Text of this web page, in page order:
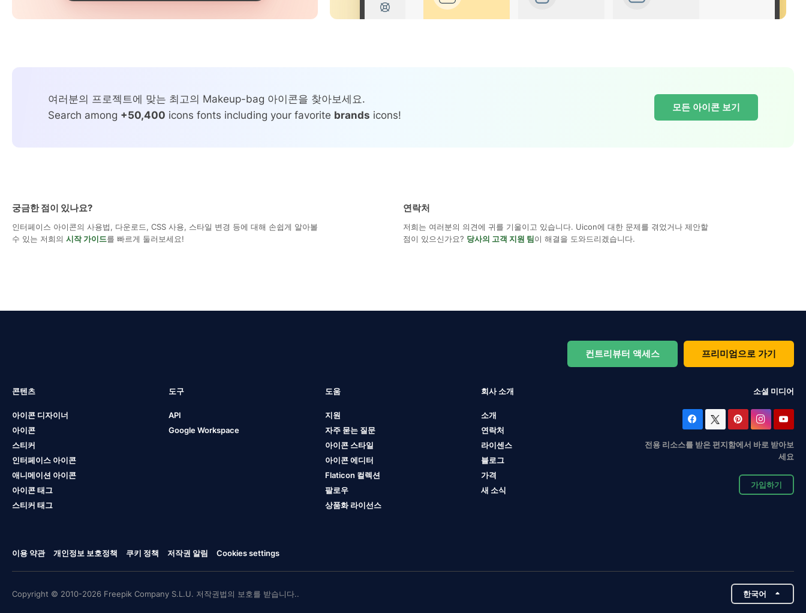
여러분의 프로젝트에 맞는 최고의 Makeup-bag 아이콘을 찾아보세요.
Search among +50,400 icons fonts including your favorite brands icons!
모든 아이콘 보기
궁금한 점이 있나요?
인터페이스 아이콘의 사용법, 다운로드, CSS 사용, 스타일 변경 등에 대해 손쉽게 알아볼
수 있는 저희의 시작 가이드를 빠르게 둘러보세요!
연락처
저희는 여러분의 의견에 귀를 기울이고 있습니다. Uicon에 대한 문제를 겪었거나 제안할
점이 있으신가요? 당사의 고객 지원 팀이 해결을 도와드리겠습니다.
컨트리뷰터 액세스 프리미엄으로 가기
콘텐츠
아이콘 디자이너
아이콘
스티커
인터페이스 아이콘
애니메이션 아이콘
아이콘 태그
스티커 태그
도구
API
Google Workspace
도움
지원
자주 묻는 질문
아이콘 스타일
아이콘 에디터
Flaticon 컬렉션
팔로우
상품화 라이선스
회사 소개
소개
연락처
라이센스
블로그
가격
새 소식
소셜 미디어
전용 리소스를 받은 편지함에서 바로 받아보
세요
가입하기
이용 약관 개인정보 보호정책 쿠키 정책 저작권 알림 Cookies settings
Copyright © 2010-2026 Freepik Company S.L.U. 저작권법의 보호를 받습니다.. 한국어